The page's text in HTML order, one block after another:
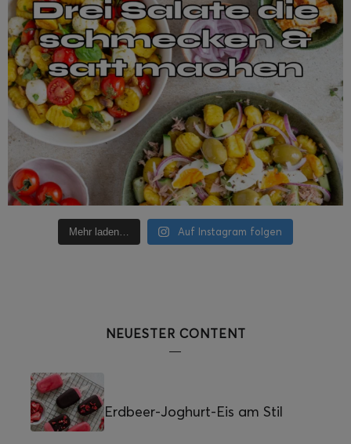
Mehr laden… Auf Instagram folgen
NEUESTER CONTENT
Erdbeer-Joghurt-Eis am Stil